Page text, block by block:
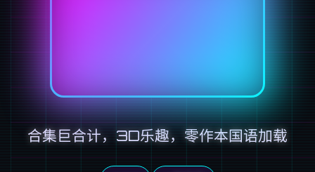
合集巨合计，3D乐趣，零作本国语加载